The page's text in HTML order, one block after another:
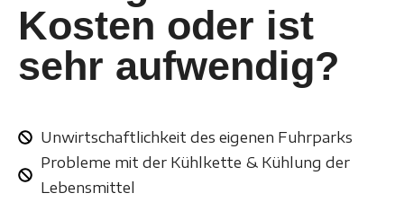
Kosten oder ist
sehr aufwendig?
Unwirtschaftlichkeit des eigenen Fuhrparks
Probleme mit der Kühlkette & Kühlung der
Lebensmittel